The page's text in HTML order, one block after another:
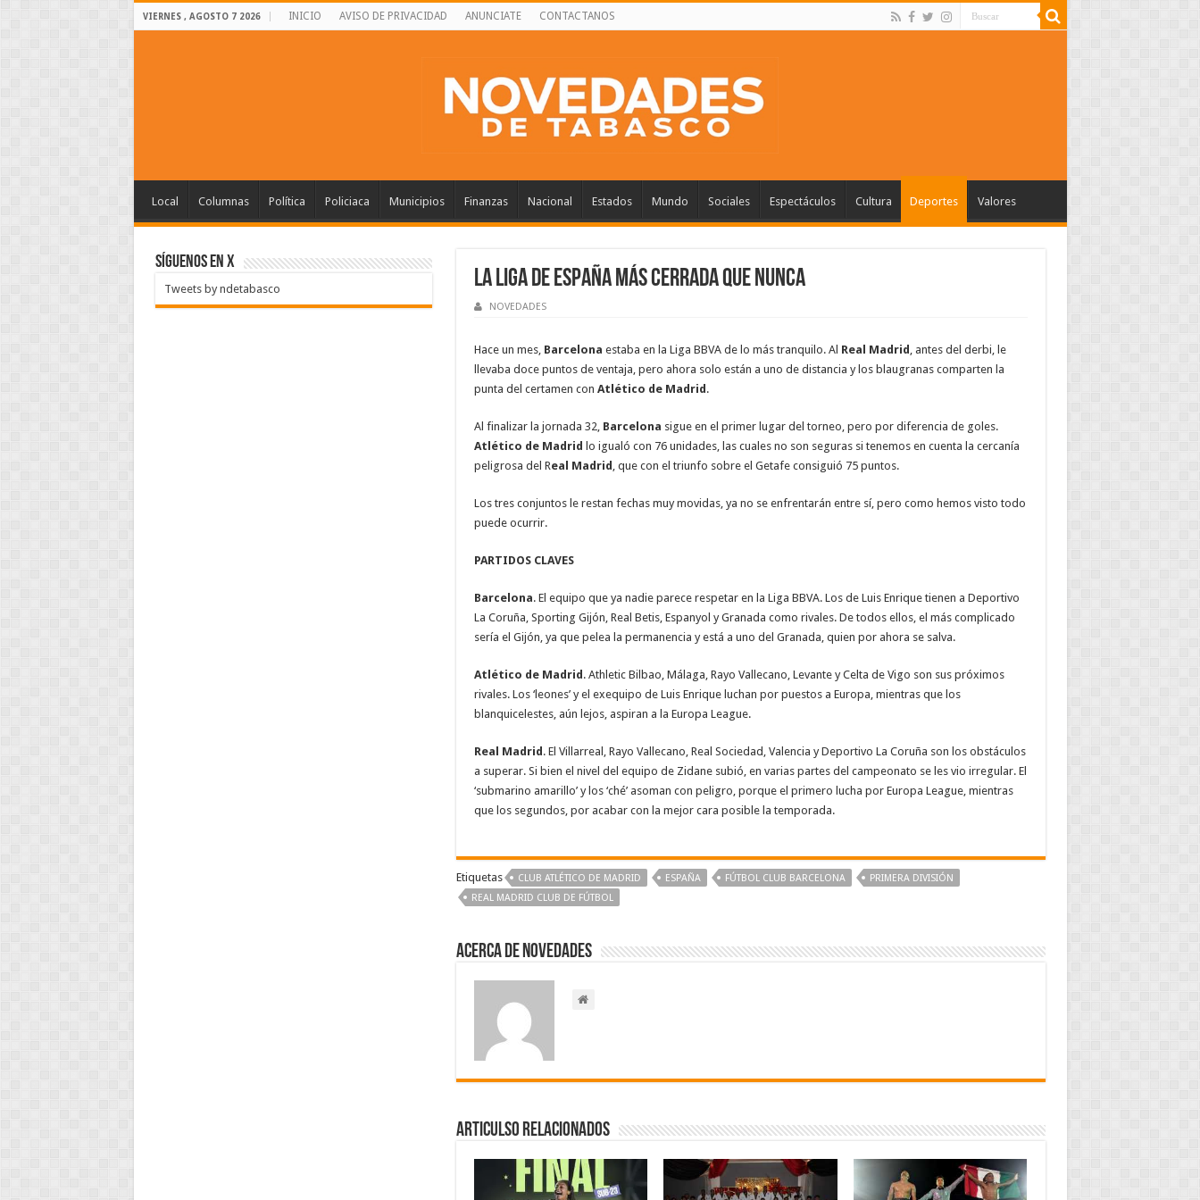
VIERNES , AGOSTO 7 2026 INICIO AVISO DE PRIVACIDAD ANUNCIATE CONTACTANOS
Local Columnas Política Policiaca Municipios Finanzas Nacional Estados Mundo Sociales Espectáculos Cultura Deportes Valores
La liga de España más cerrada que nunca
NOVEDADES
Hace un mes, Barcelona estaba en la Liga BBVA de lo más tranquilo. Al Real Madrid , antes del derbi, le
llevaba doce puntos de ventaja, pero ahora solo están a uno de distancia y los blaugranas comparten la
punta del certamen con Atlético de Madrid .
Al finalizar la jornada 32, Barcelona sigue en el primer lugar del torneo, pero por diferencia de goles.
Atlético de Madrid lo igualó con 76 unidades, las cuales no son seguras si tenemos en cuenta la cercanía
peligrosa del Real Madrid , que con el triunfo sobre el Getafe consiguió 75 puntos.
Los tres conjuntos le restan fechas muy movidas, ya no se enfrentarán entre sí, pero como hemos visto todo
puede ocurrir.
PARTIDOS CLAVES
Barcelona. El equipo que ya nadie parece respetar en la Liga BBVA. Los de Luis Enrique tienen a Deportivo
La Coruña, Sporting Gijón, Real Betis, Espanyol y Granada como rivales. De todos ellos, el más complicado
sería el Gijón, ya que pelea la permanencia y está a uno del Granada, quien por ahora se salva.
Atlético de Madrid . Athletic Bilbao, Málaga, Rayo Vallecano, Levante y Celta de Vigo son sus próximos
rivales. Los ‘leones’ y el exequipo de Luis Enrique luchan por puestos a Europa, mientras que los
blanquicelestes, aún lejos, aspiran a la Europa League.
Real Madrid . El Villarreal, Rayo Vallecano, Real Sociedad, Valencia y Deportivo La Coruña son los obstáculos
a superar. Si bien el nivel del equipo de Zidane subió, en varias partes del campeonato se les vio irregular. El
‘submarino amarillo’ y los ‘ché’ asoman con peligro, porque el primero lucha por Europa League, mientras
que los segundos, por acabar con la mejor cara posible la temporada.
Etiquetas CLUB ATLÉTICO DE MADRID‬ ESPAÑA ‪FÚTBOL CLUB BARCELONA‬
‪PRIMERA DIVISIÓN‬
‪REAL MADRID CLUB DE FÚTBOL‬
Acerca de NOVEDADES
Articulso Relacionados
SÍGUENOS EN X
Tweets by ndetabasco